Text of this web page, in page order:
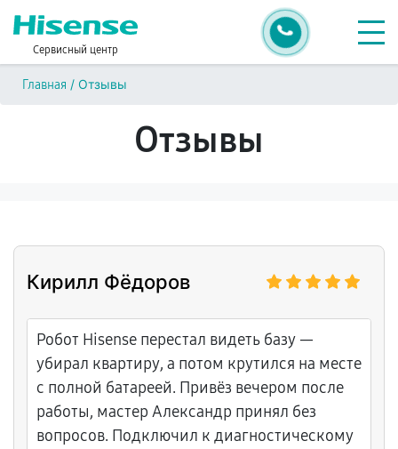
Сервисный центр
Главная / Отзывы
Отзывы
Кирилл Фёдоров
Робот Hisense перестал видеть базу —
убирал квартиру, а потом крутился на месте
с полной батареей. Привёз вечером после
работы, мастер Александр принял без
вопросов. Подключил к диагностическому